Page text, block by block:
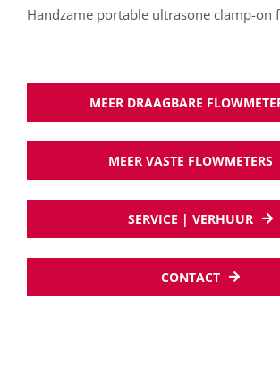
Handzame portable ultrasone clamp-on
MEER DRAAGBARE
MEER VASTE FLOWMETERS
SERVICE | VERHUUR
CONTACT